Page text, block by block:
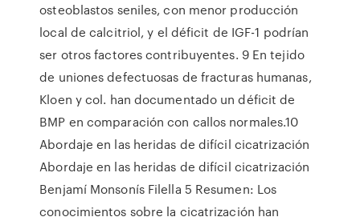
osteoblastos seniles, con menor producción
local de calcitriol, y el déficit de IGF-1 podrían
ser otros factores contribuyentes. 9 En tejido
de uniones defectuosas de fracturas humanas,
Kloen y col. han documentado un déficit de
BMP en comparación con callos normales.10
Abordaje en las heridas de difícil cicatrización
Abordaje en las heridas de difícil cicatrización
Benjamí Monsonís Filella 5 Resumen: Los
conocimientos sobre la cicatrización han